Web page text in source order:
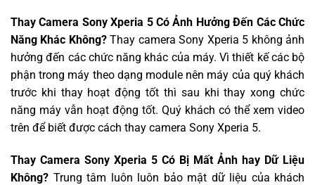
Thay Camera Sony Xperia 5 Có Ảnh Hưởng Đến Các Chức
Năng Khác Không?Thay camera Sony Xperia 5 không ảnh
hưởng đến các chức năng khác của máy. Vì thiết kế các bộ
phận trong máy theo dạng module nên máy của quý khách
trước khi thay hoạt động tốt thì sau khi thay xong chức
năng máy vẫn hoạt động tốt. Quý khách có thể xem video
trên để biết được cách thay camera Sony Xperia 5.
Thay Camera Sony Xperia 5 Có Bị Mất Ảnh hay Dữ Liệu
Không? Trung tâm luôn luôn bảo mật dữ liệu của khách